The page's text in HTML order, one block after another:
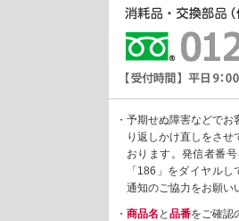
・予期せぬ障害などで
り返しかけ直しをさせ
おります。発信者番
「186」をダイヤル
通知のご協力をお願い
・ 商品名 と 品番をご確認